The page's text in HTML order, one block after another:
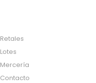
Retales
Lotes
Mercería
Contacto